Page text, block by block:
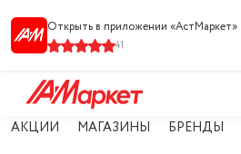
Открыть в приложении «АстМарке‪т‬»
41
АКЦИИ МАГАЗИНЫ БРЕНДЫ